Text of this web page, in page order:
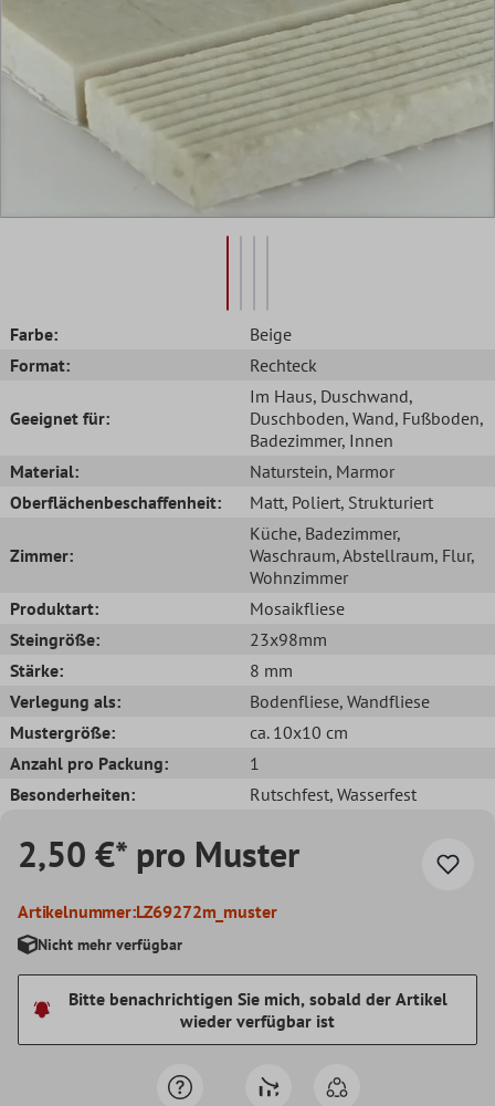
Farbe:
Beige
Format:
Rechteck
Geeignet für:
Im Haus, Duschwand,
Duschboden, Wand, Fußboden,
Badezimmer, Innen
Material:
Naturstein, Marmor
Oberflächenbeschaffenheit:
Matt, Poliert, Strukturiert
Zimmer:
Küche, Badezimmer,
Waschraum, Abstellraum, Flur,
Wohnzimmer
Produktart:
Mosaikfliese
Steingröße:
23x98mm
Stärke:
8 mm
Verlegung als:
Bodenfliese, Wandfliese
Mustergröße:
ca. 10x10 cm
Anzahl pro Packung:
1
Besonderheiten:
Rutschfest, Wasserfest
2,50 €* pro Muster
Artikelnummer:LZ69272m_muster
Nicht mehr verfügbar
Bitte benachrichtigen Sie mich, sobald der Artikel
wieder verfügbar ist